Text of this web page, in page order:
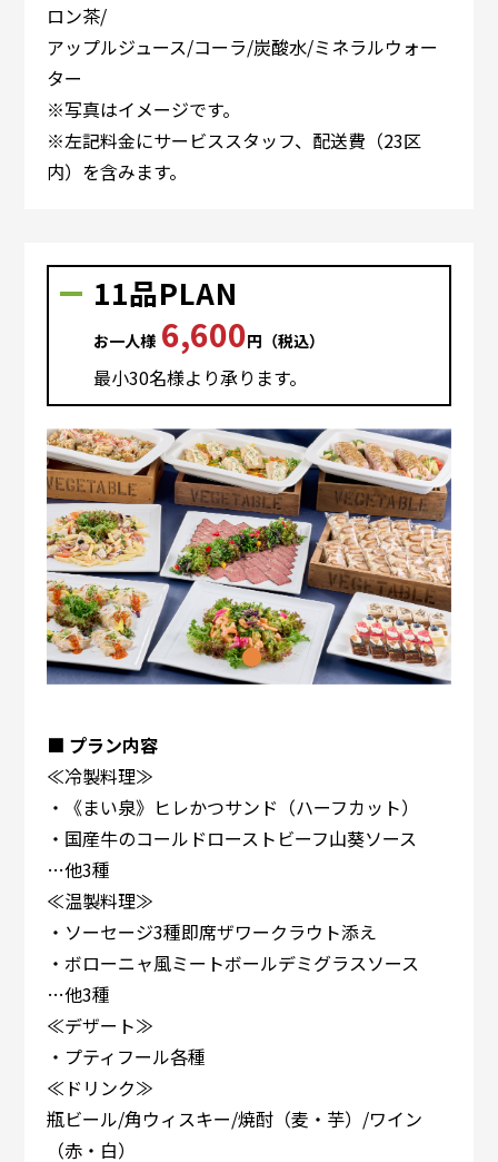
ロン茶/
アップルジュース/コーラ/炭酸水/ミネラルウォー
ター
※写真はイメージです。
※左記料金にサービススタッフ、配送費（23区
内）を含みます。
11品PLAN
お⼀⼈様 6,600円（税込）
最⼩30名様より承ります。
■ プラン内容
≪冷製料理≫
・《まい泉》ヒレかつサンド（ハーフカット）
・国産牛のコールドローストビーフ山葵ソース
…他3種
≪温製料理≫
・ソーセージ3種即席ザワークラウト添え
・ボローニャ風ミートボールデミグラスソース
…他3種
≪デザート≫
・プティフール各種
≪ドリンク≫
瓶ビール/角ウィスキー/焼酎（麦・芋）/ワイン
（赤・白）